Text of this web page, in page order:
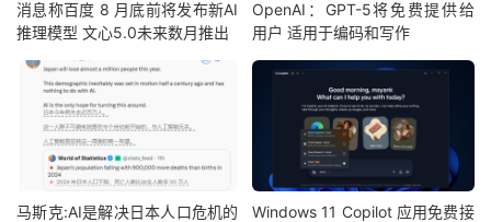
消息称百度 8 月底前将发布新AI
推理模型 文心5.0未来数月推出
OpenAI：GPT-5将免费提供给
用户 适用于编码和写作
马斯克:AI是解决日本人口危机的
Windows 11 Copilot 应用免费接